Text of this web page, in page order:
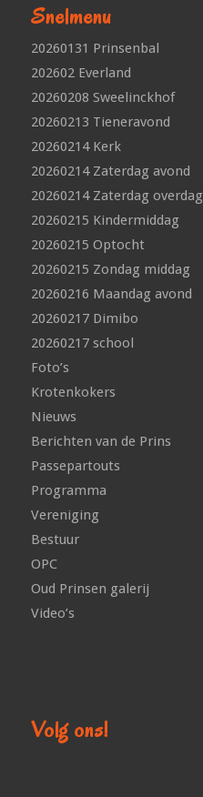
Snelmenu
20260131 Prinsenbal
202602 Everland
20260208 Sweelinckhof
20260213 Tieneravond
20260214 Kerk
20260214 Zaterdag avond
20260214 Zaterdag overdag
20260215 Kindermiddag
20260215 Optocht
20260215 Zondag middag
20260216 Maandag avond
20260217 Dimibo
20260217 school
Foto’s
Krotenkokers
Nieuws
Berichten van de Prins
Passepartouts
Programma
Vereniging
Bestuur
OPC
Oud Prinsen galerij
Video’s
Volg ons!